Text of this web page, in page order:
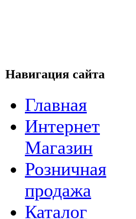
Навигация сайта
Главная
Интернет
Магазин
Розничная
продажа
Каталог